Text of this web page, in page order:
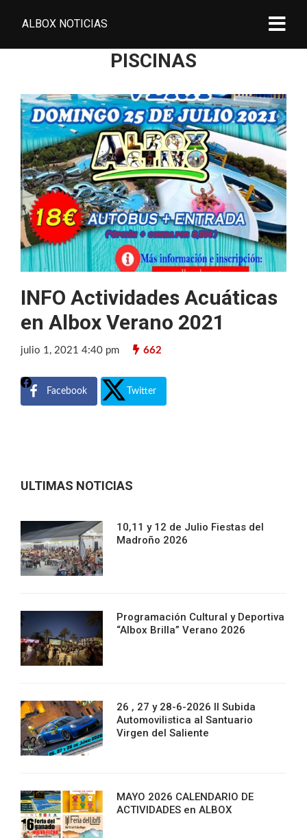
ALBOX NOTICIAS
PISCINAS
INFO Actividades Acuáticas
en Albox Verano 2021
julio 1, 2021 4:40 pm 662
Facebook Twitter
ULTIMAS NOTICIAS
10,11 y 12 de Julio Fiestas del
Madroño 2026
Programación Cultural y Deportiva
“Albox Brilla” Verano 2026
26 , 27 y 28-6-2026 II Subida
Automovilistica al Santuario
Virgen del Saliente
MAYO 2026 CALENDARIO DE
ACTIVIDADES en ALBOX